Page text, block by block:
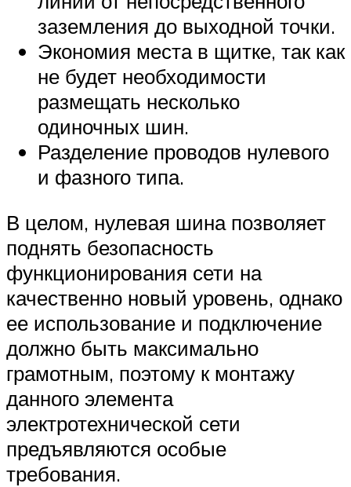
заземления до выходной точки.
Экономия места в щитке, так как
не будет необходимости
размещать несколько
одиночных шин.
Разделение проводов нулевого
и фазного типа.
В целом, нулевая шина позволяет
поднять безопасность
функционирования сети на
качественно новый уровень, однако
ее использование и подключение
должно быть максимально
грамотным, поэтому к монтажу
данного элемента
электротехнической сети
предъявляются особые
требования.